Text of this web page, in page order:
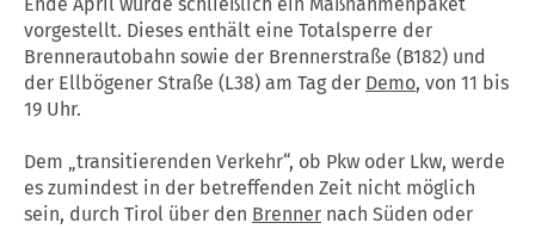
vorgestellt. Dieses enthält eine Totalsperre der
Brennerautobahn sowie der Brennerstraße (B182) und
der Ellbögener Straße (L38) am Tag der Demo, von 11 bis
19 Uhr.
Dem „transitierenden Verkehr“, ob Pkw oder Lkw, werde
es zumindest in der betreffenden Zeit nicht möglich
sein, durch Tirol über den Brenner nach Süden oder